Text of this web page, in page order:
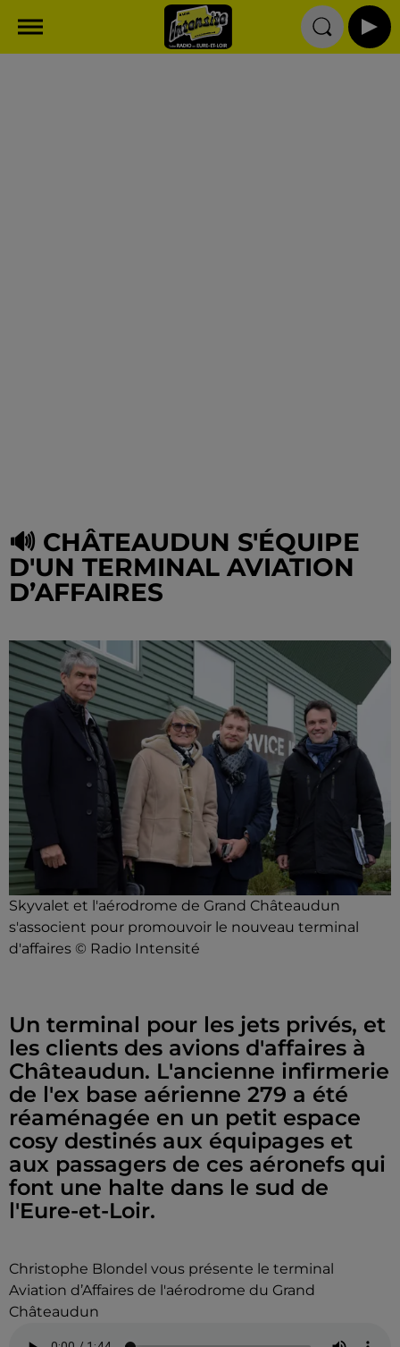
🔊 CHÂTEAUDUN S'ÉQUIPE
D'UN TERMINAL AVIATION
D’AFFAIRES
Skyvalet et l'aérodrome de Grand Châteaudun
s'associent pour promouvoir le nouveau terminal
d'affaires © Radio Intensité
Un terminal pour les jets privés, et
les clients des avions d'affaires à
Châteaudun. L'ancienne infirmerie
de l'ex base aérienne 279 a été
réaménagée en un petit espace
cosy destinés aux équipages et
aux passagers de ces aéronefs qui
font une halte dans le sud de
l'Eure-et-Loir.
Christophe Blondel vous présente le terminal
Aviation d’Affaires de l'aérodrome du Grand
Châteaudun